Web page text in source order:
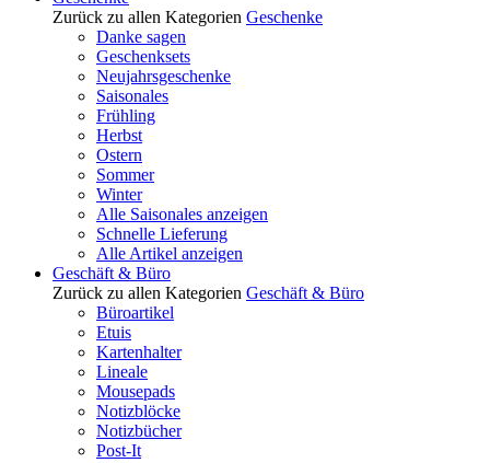
Zurück zu allen Kategorien Geschenke
Danke sagen
Geschenksets
Neujahrsgeschenke
Saisonales
Frühling
Herbst
Ostern
Sommer
Winter
Alle Saisonales anzeigen
Schnelle Lieferung
Alle Artikel anzeigen
Geschäft & Büro
Zurück zu allen Kategorien Geschäft & Büro
Büroartikel
Etuis
Kartenhalter
Lineale
Mousepads
Notizblöcke
Notizbücher
Post-It